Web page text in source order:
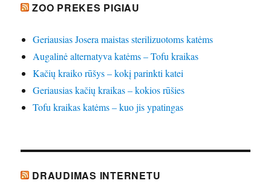
ZOO PREKES PIGIAU
Geriausias Josera maistas sterilizuotoms katėms
Augalinė alternatyva katėms – Tofu kraikas
Kačių kraiko rūšys – kokį parinkti katei
Geriausias kačių kraikas – kokios rūšies
Tofu kraikas katėms – kuo jis ypatingas
DRAUDIMAS INTERNETU